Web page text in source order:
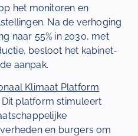
het monitoren en
Na de verhoging
naar 55% in 2030, met
besloot het kabinet-
aanpak.
Klimaat Platform
platform stimuleert
en burgers om